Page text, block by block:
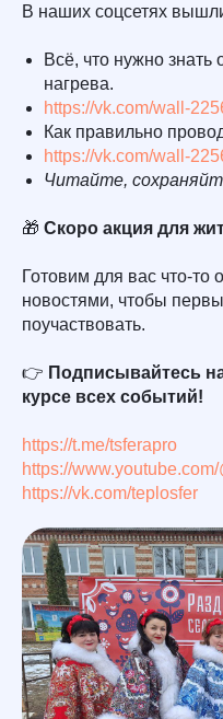
В наших соцсетях
Всё, что нужно знать
нагрева.
https://vk.com/wall-
Как правильно
https://vk.com/wall-
Читайте,
🎁 Скоро акция для
Готовим для вас что-то
новостями, чтобы
поучаствовать.
👉 Подписывайтесь
курсе всех событий!
https://t.me/tsferapro
https://
https://vk.com/teplosfer